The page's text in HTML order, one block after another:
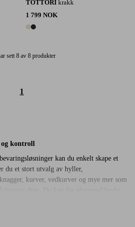
TOTTORI krakk
1 799 NOK
2 farger
sett 8 av 8 produkter
1
kontroll
kan du enkelt skape et
du et stort utvalg av hyller,
kurver, vedkurver og mye mer som
og undertøy, på badet til håndklær,